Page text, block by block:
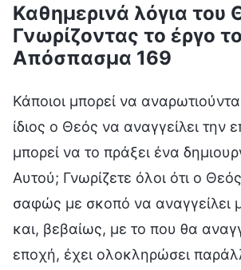
Καθημερινά λόγια του
Γνωρίζοντας το έργο
Απόσπασμα 169
Κάποιοι μπορεί να
ίδιος ο Θεός να αναγγείλει την
μπορεί να το πράξει ένα
Αυτού; Γνωρίζετε όλοι ότι ο
σαφώς με σκοπό να αναγγείλει
και, βεβαίως, με το που θα
εποχή, έχει ολοκληρώσει